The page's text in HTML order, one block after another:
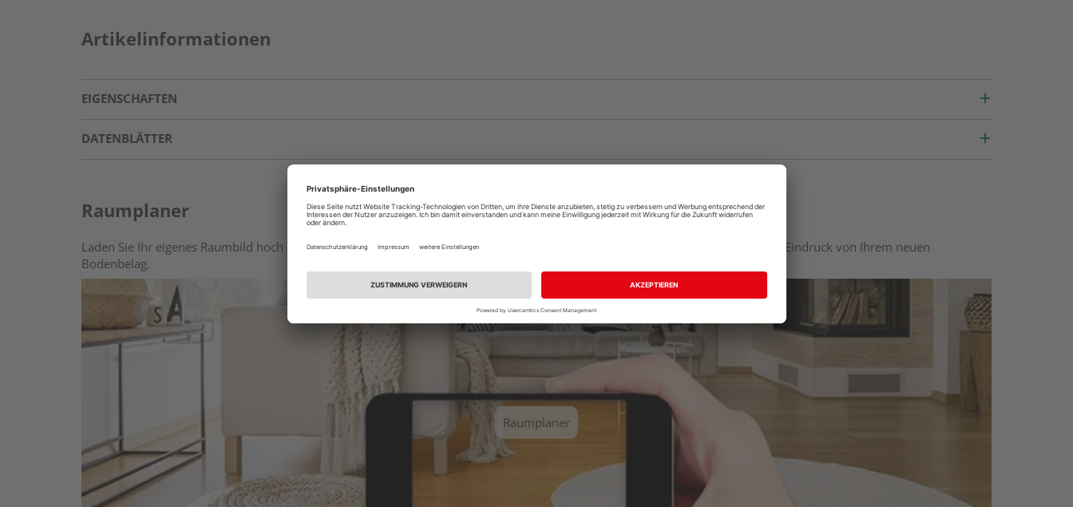
Artikelinformationen
EIGENSCHAFTEN
DATENBLÄTTER
Raumplaner
Laden Sie Ihr eigenes Raumbild hoch oder wählen Sie einen unserer vordefinierten Räume aus und erhalten Sie einen optischen Eindruck von Ihrem neuen
Bodenbelag.
Raumplaner